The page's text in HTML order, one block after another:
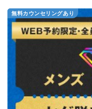
無料カウンセリングあり